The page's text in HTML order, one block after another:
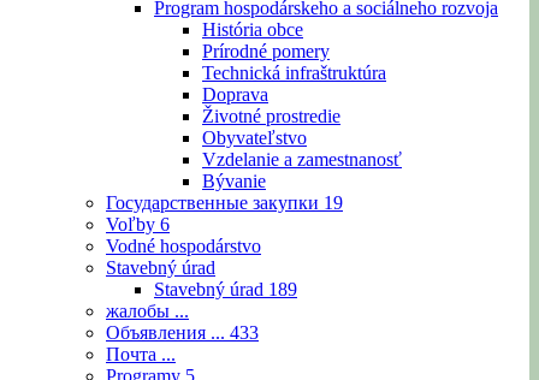
Program hospodárskeho a sociálneho rozvoja
História obce
Prírodné pomery
Technická infraštruktúra
Doprava
Životné prostredie
Obyvateľstvo
Vzdelanie a zamestnanosť
Bývanie
Государственные закупки 19
Voľby 6
Vodné hospodárstvo
Stavebný úrad
Stavebný úrad 189
жалобы ...
Объявления ... 433
Почта ...
Programy 5